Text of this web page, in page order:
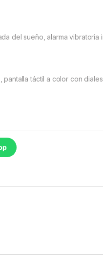
del sueño, alarma vibratoria
táctil a color con